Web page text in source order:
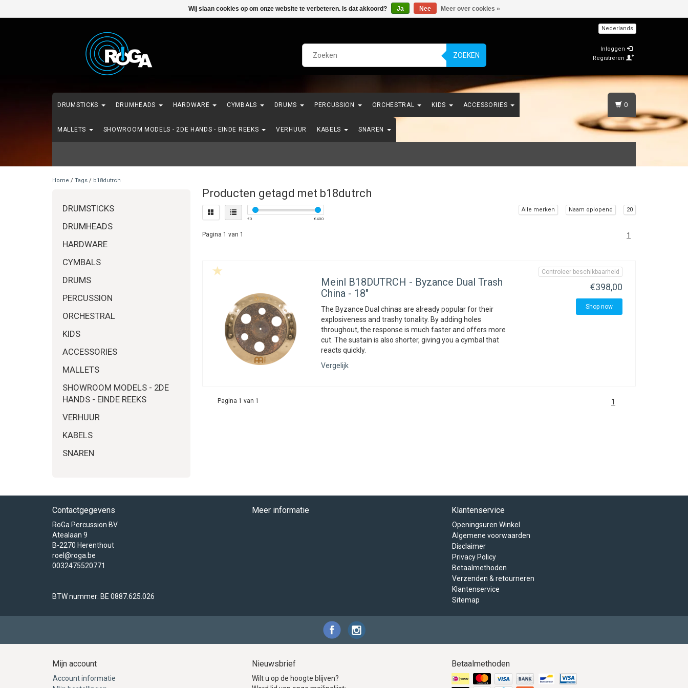
ZOEKEN
Nederlands
Inloggen
Registreren
DRUMSTICKS DRUMHEADS HARDWARE CYMBALS DRUMS PERCUSSION ORCHESTRAL KIDS ACCESSORIES
MALLETS SHOWROOM MODELS - 2DE HANDS - EINDE REEKS VERHUUR KABELS SNAREN
0
Home / Tags / b18dutrch
DRUMSTICKS
DRUMHEADS
HARDWARE
CYMBALS
DRUMS
PERCUSSION
ORCHESTRAL
KIDS
ACCESSORIES
MALLETS
SHOWROOM MODELS - 2DE
HANDS - EINDE REEKS
VERHUUR
KABELS
SNAREN
Producten getagd met b18dutrch
€0 €400
Alle merken Naam oplopend 20
Pagina 1 van 1 1
Meinl B18DUTRCH - Byzance Dual Trash
China - 18"
The Byzance Dual chinas are already popular for their
explosiveness and trashy tonality. By adding holes
throughout, the response is much faster and offers more
cut. The sustain is also shorter, giving you a cymbal that
reacts quickly.
Vergelijk
Controleer beschikbaarheid
€398,00
Shop now
Pagina 1 van 1 1
Contactgegevens
RoGa Percussion BV
Atealaan 9
B-2270 Herenthout
roel@roga.be
0032475520771
BTW nummer: BE 0887.625.026
Meer informatie Klantenservice
Openingsuren Winkel
Algemene voorwaarden
Disclaimer
Privacy Policy
Betaalmethoden
Verzenden & retourneren
Klantenservice
Sitemap
Mijn account
Account informatie
Nieuwsbrief
Wilt u op de hoogte blijven?
Betaalmethoden
Wij slaan cookies op om onze website te verbeteren. Is dat akkoord? Ja Nee Meer over cookies »